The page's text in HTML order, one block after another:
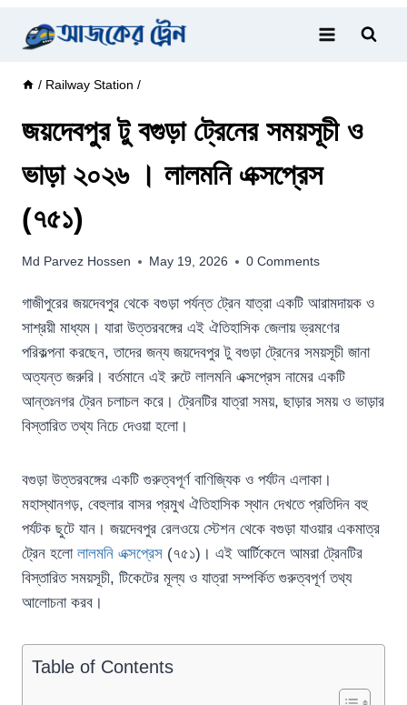
/ Railway Station /
জয়দেবপুর টু বগুড়া ট্রেনের সময়সূচী ও
ভাড়া ২০২৬ । লালমনি এক্সপ্রেস
(৭৫১)
Md Parvez Hossen May 19, 2026 0 Comments
গাজীপুরের জয়দেবপুর থেকে বগুড়া পর্যন্ত ট্রেন যাত্রা একটি আরামদায়ক ও
সাশ্রয়ী মাধ্যম। যারা উত্তরবঙ্গের এই ঐতিহাসিক জেলায় ভ্রমণের
পরিকল্পনা করছেন, তাদের জন্য জয়দেবপুর টু বগুড়া ট্রেনের সময়সূচী জানা
অত্যন্ত জরুরি। বর্তমানে এই রুটে লালমনি এক্সপ্রেস নামের একটি
আন্তঃনগর ট্রেন চলাচল করে। ট্রেনটির যাত্রা সময়, ছাড়ার সময় ও ভাড়ার
বিস্তারিত তথ্য নিচে দেওয়া হলো।
বগুড়া উত্তরবঙ্গের একটি গুরুত্বপূর্ণ বাণিজ্যিক ও পর্যটন এলাকা।
মহাস্থানগড়, বেহুলার বাসর প্রমুখ ঐতিহাসিক স্থান দেখতে প্রতিদিন বহু
পর্যটক ছুটে যান। জয়দেবপুর রেলওয়ে স্টেশন থেকে বগুড়া যাওয়ার একমাত্র
ট্রেন হলো লালমনি এক্সপ্রেস (৭৫১)। এই আর্টিকেলে আমরা ট্রেনটির
বিস্তারিত সময়সূচী, টিকেটের মূল্য ও যাত্রা সম্পর্কিত গুরুত্বপূর্ণ তথ্য
আলোচনা করব।
Table of Contents